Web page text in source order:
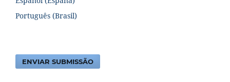
Português (Brasil)
ENVIAR SUBMISSÃO